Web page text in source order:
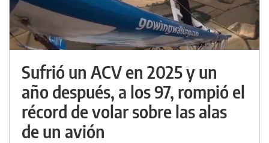
Sufrió un ACV en 2025 y un
año después, a los 97, rompió el
récord de volar sobre las alas
de un avión